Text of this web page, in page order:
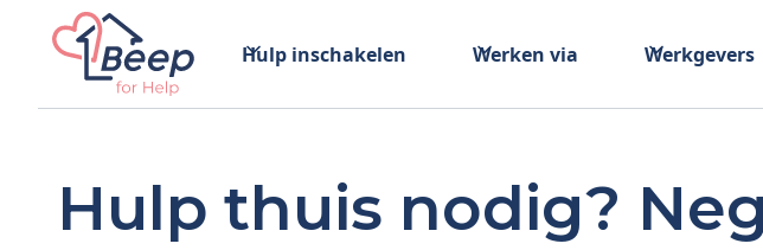
Hulp inschakelen Werken via Werkgevers
Hulp thuis nodig?